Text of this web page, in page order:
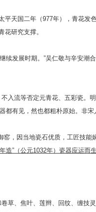
天国二年（977年），青花
花研究支撑。
发展时期。”吴仁敬与辛安
入流等否定元青花、五彩瓷
有见，然也都粗朴原始。非宋
，因当地瓷石优质，工匠技
”（公元1032年）瓷器应运
草、焦叶、莲辫、回纹、缠